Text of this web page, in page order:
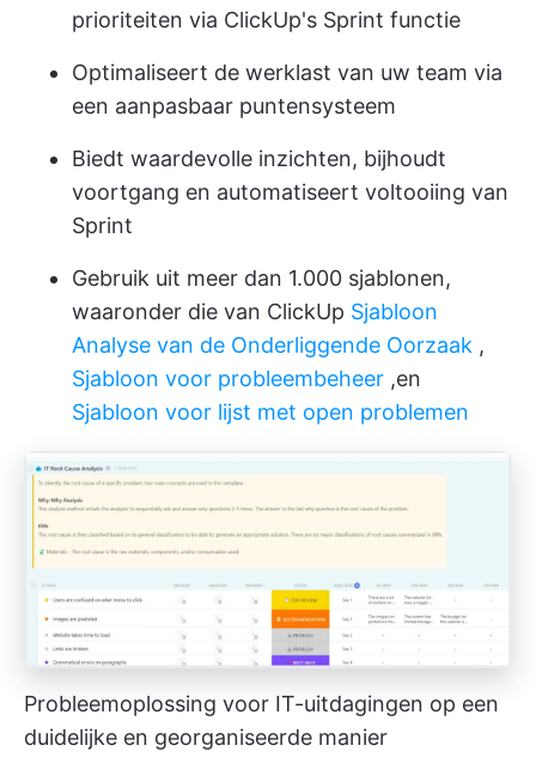
prioriteiten via ClickUp's Sprint functie
Optimaliseert de werklast van uw team via
een aanpasbaar puntensysteem
Biedt waardevolle inzichten, bijhoudt
voortgang en automatiseert voltooiing van
Sprint
Gebruik uit meer dan 1.000 sjablonen,
waaronder die van ClickUp Sjabloon
Analyse van de Onderliggende Oorzaak ,
Sjabloon voor probleembeheer ,en
Sjabloon voor lijst met open problemen
Probleemoplossing voor IT-uitdagingen op een
duidelijke en georganiseerde manier